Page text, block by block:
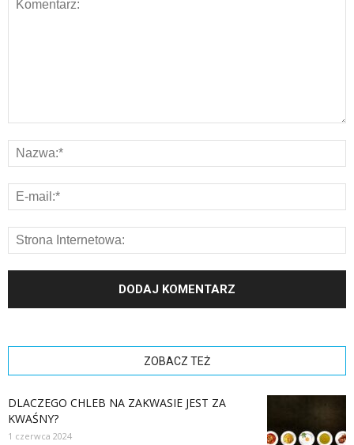
ZOBACZ TEŻ
DLACZEGO CHLEB NA ZAKWASIE JEST ZA
KWAŚNY?
1 czerwca 2024